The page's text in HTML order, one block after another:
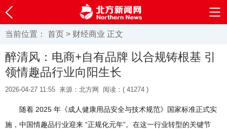
当前位置： 首页 > 财经商业 正文
醉清风：电商+自有品牌 以合规铸根基 引
领情趣品行业向阳生长
2026-04-27 11:55 来源：北方网 阅读：( 41274 )
随着 2025 年《成人健康用品安全与技术规范》国家标准正式实
施，中国情趣品行业迎来 “正规化元年”。在这一行业转型的关键节